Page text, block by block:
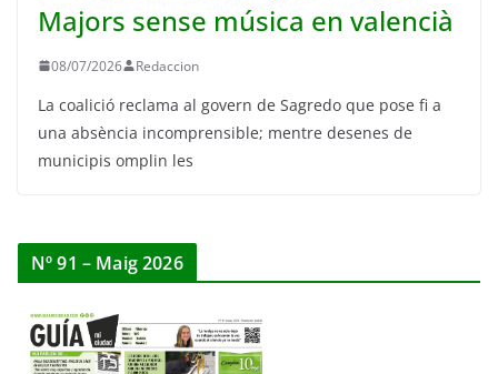
Majors sense música en valencià
08/07/2026 Redaccion
La coalició reclama al govern de Sagredo que pose fi a
una absència incomprensible; mentre desenes de
municipis omplin les
Nº 91 – Maig 2026